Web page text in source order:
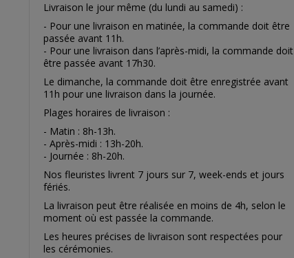
Livraison le jour même (du lundi au samedi) :
- Pour une livraison en matinée, la commande doit être
passée avant 11h.
- Pour une livraison dans l’après-midi, la commande doit
être passée avant 17h30.
Le dimanche, la commande doit être enregistrée avant
11h pour une livraison dans la journée.
Plages horaires de livraison :
- Matin : 8h-13h.
- Après-midi : 13h-20h.
- Journée : 8h-20h.
Nos fleuristes livrent 7 jours sur 7, week-ends et jours
fériés.
La livraison peut être réalisée en moins de 4h, selon le
moment où est passée la commande.
Les heures précises de livraison sont respectées pour
les cérémonies.